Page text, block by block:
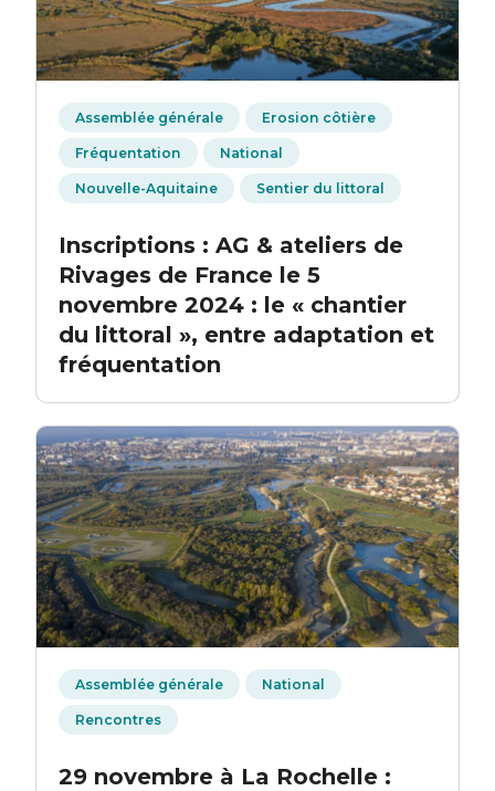
Assemblée générale Erosion côtière
Fréquentation National
Nouvelle-Aquitaine Sentier du littoral
Inscriptions : AG & ateliers de
Rivages de France le 5
novembre 2024 : le « chantier
du littoral », entre adaptation et
fréquentation
Assemblée générale National
Rencontres
29 novembre à La Rochelle :